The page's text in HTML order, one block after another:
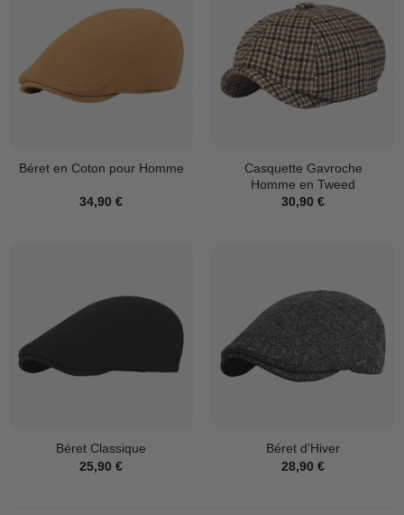
Béret en Coton pour Homme
34,90 €
Casquette Gavroche
Homme en Tweed
30,90 €
Béret Classique
25,90 €
Béret d’Hiver
28,90 €